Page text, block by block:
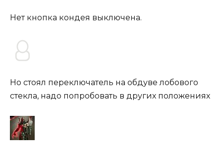
Нет кнопка кондея выключена.
Но стоял переключатель на обдуве лобового
стекла, надо попробовать в других положениях